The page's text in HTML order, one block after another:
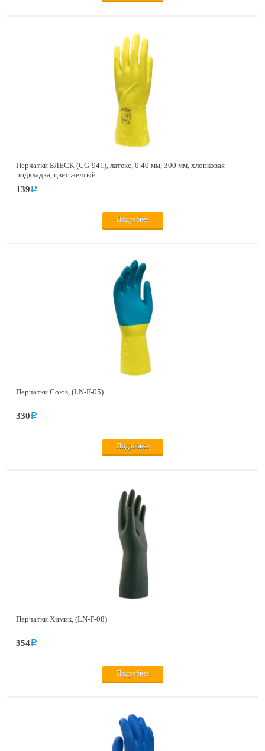
Перчатки БЛЕСК (CG-941), латекс, 0.40 мм, 300 мм, хлопковая
подкладка, цвет желтый
139a
Подробнее
Перчатки Союз, (LN-F-05)
330a
Подробнее
Перчатки Химик, (LN-F-08)
354a
Подробнее